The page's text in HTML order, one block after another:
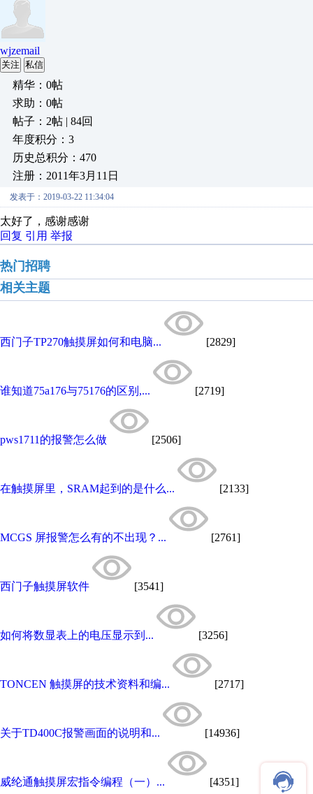
wjzemail
关注 私信
精华：0帖
求助：0帖
帖子：2帖 | 84回
年度积分：3
历史总积分：470
注册：2011年3月11日
发表于：2019-03-22 11:34:04
太好了，感谢感谢
回复 引用 举报
热门招聘
相关主题
西门子TP270触摸屏如何和电脑... [2829]
谁知道75a176与75176的区别,... [2719]
pws1711的报警怎么做 [2506]
在触摸屏里，SRAM起到的是什么... [2133]
MCGS 屏报警怎么有的不出现？... [2761]
西门子触摸屏软件 [3541]
如何将数显表上的电压显示到... [3256]
TONCEN 触摸屏的技术资料和编... [2717]
关于TD400C报警画面的说明和... [14936]
威纶通触摸屏宏指令编程（一）... [4351]